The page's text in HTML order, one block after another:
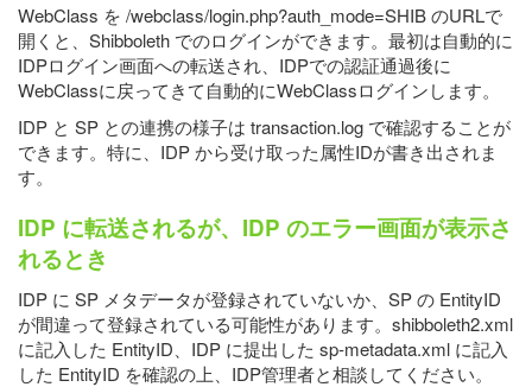
WebClass を /webclass/login.php?auth_mode=SHIB のURLで
開くと、Shibboleth でのログインができます。最初は自動的に
IDPログイン画面への転送され、IDPでの認証通過後に
WebClassに戻ってきて自動的にWebClassログインします。
IDP と SP との連携の様子は transaction.log で確認することが
できます。特に、IDP から受け取った属性IDが書き出されま
す。
IDP に転送されるが、IDP のエラー画面が表示さ
れるとき
IDP に SP メタデータが登録されていないか、SP の EntityID
が間違って登録されている可能性があります。shibboleth2.xml
に記入した EntityID、IDP に提出した sp-metadata.xml に記入
した EntityID を確認の上、IDP管理者と相談してください。